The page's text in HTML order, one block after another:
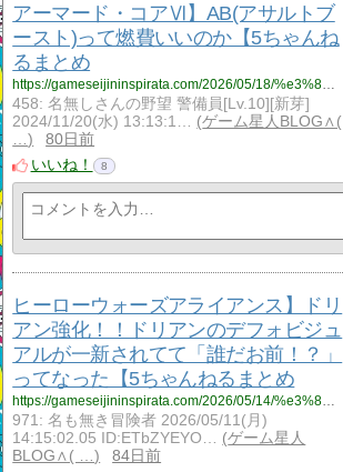
アーマード・コアⅥ】AB(アサルトブ
ースト)って燃費いいのか【5ちゃんね
るまとめ
https://gameseijininspirata.com/2026/05/18/%e3%82%a2%e3%83%bc%e3%83%9e%e3%83%bc%e3%83%89%e3%83%bb%e3%82%b3%e3%82%a2%e2%85%b5%e3%80%91ab%e3%82%a2%e3%82%b5%e3%83%ab%e3%83%88%e3%83%96%e3%83%bc%e3%82%b9%e3%83%88%e3%81%a3%e3%81%a6%e7%87%83/
458: 名無しさんの野望 警備員[Lv.10][新芽]
2024/11/20(水) 13:13:1…
ゲーム星人BLOG∧(
…
80日前
いいね！
8
ヒーローウォーズアライアンス】ドリ
アン強化！！ドリアンのデフォビジュ
アルが一新されてて「誰だお前！？」
ってなった【5ちゃんねるまとめ
https://gameseijininspirata.com/2026/05/14/%e3%83%92%e3%83%bc%e3%83%ad%e3%83%bc%e3%82%a6%e3%82%a9%e3%83%bc%e3%82%ba%e3%82%a2%e3%83%a9%e3%82%a4%e3%82%a2%e3%83%b3%e3%82%b9%e3%80%91%e3%83%89%e3%83%aa%e3%82%a2%e3%83%b3%e5%bc%b7%e5%8c%96%ef%bc%81/
971: 名も無き冒険者 2026/05/11(月)
14:15:02.05 ID:ETbZYEYO…
ゲーム星人
BLOG∧( …
84日前